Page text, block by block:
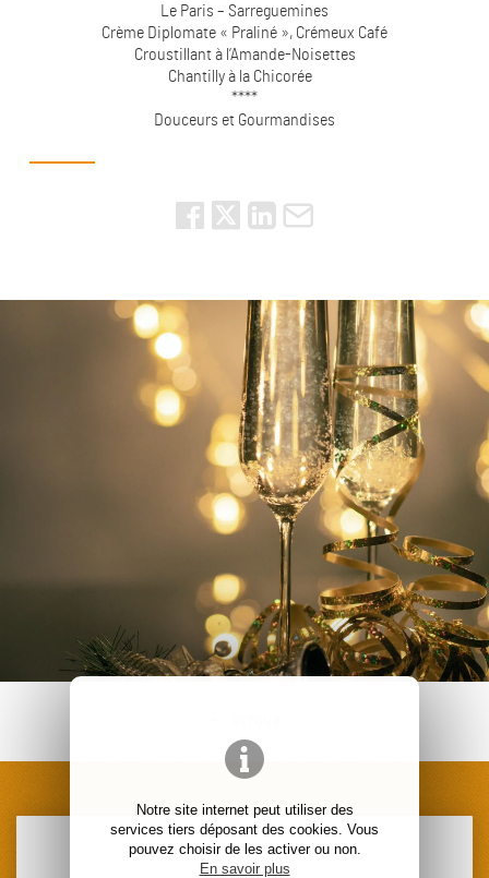
Notre site internet peut utiliser des
services tiers déposant des cookies. Vous
pouvez choisir de les activer ou non.
En savoir plus
Le Paris – Sarreguemines
Crème Diplomate « Praliné », Crémeux Café
Croustillant à l’Amande-Noisettes
Chantilly à la Chicorée
****
Douceurs et Gourmandises